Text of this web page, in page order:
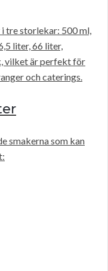
tre storlekar: 500 ml,
liter, 66 liter,
vilket är perfekt för
och caterings.
smakerna som kan